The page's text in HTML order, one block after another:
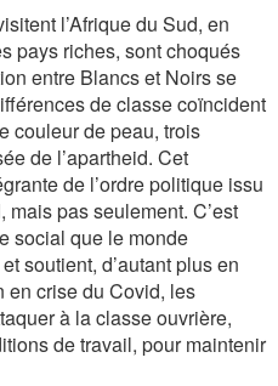
l’Afrique du Sud, en
pays riches, sont choqués
entre Blancs et Noirs se
de classe coïncident
couleur de peau, trois
de l’apartheid. Cet
de l’ordre politique issu
pas seulement. C’est
social que le monde
soutient, d’autant plus en
en crise du Covid, les
à la classe ouvrière,
de travail, pour maintenir